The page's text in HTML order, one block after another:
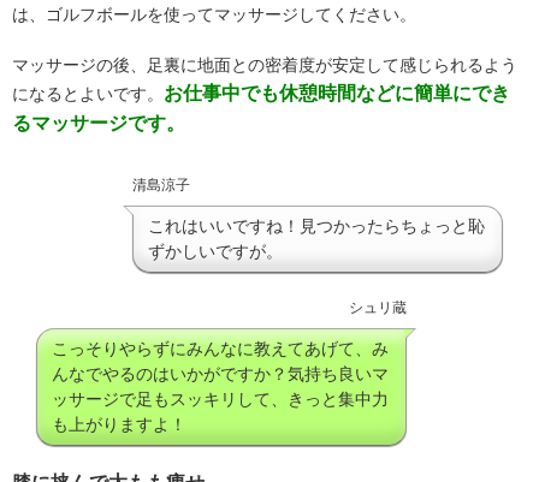
は、ゴルフボールを使ってマッサージしてください。
マッサージの後、足裏に地面との密着度が安定して感じられるよう
になるとよいです。 お仕事中でも休憩時間などに簡単にでき
るマッサージです。
清島涼子
これはいいですね！見つかったらちょっと恥
ずかしいですが。
シュリ蔵
こっそりやらずにみんなに教えてあげて、み
んなでやるのはいかがですか？気持ち良いマ
ッサージで足もスッキリして、きっと集中力
も上がりますよ！